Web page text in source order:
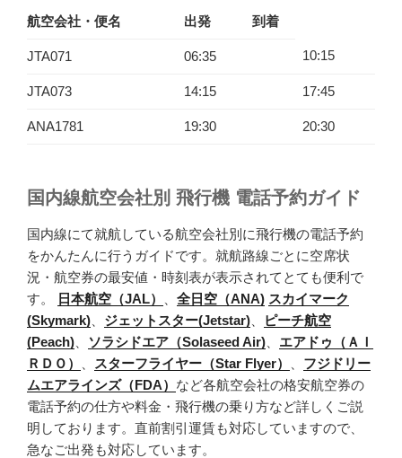
航空会社・便名 出発 到着
JTA071 06:35 10:15
JTA073 14:15 17:45
ANA1781 19:30 20:30
国内線航空会社別 飛行機 電話予約ガイド
国内線にて就航している航空会社別に飛行機の電話予約
をかんたんに行うガイドです。就航路線ごとに空席状
況・航空券の最安値・時刻表が表示されてとても便利で
す。
日本航空（JAL） 全日空（ANA) スカイマーク
(Skymark)
ジェットスター(Jetstar)
ピーチ航空
(Peach)
ソラシドエア（Solaseed Air)
エアドゥ（ＡＩ
ＲＤＯ）
スターフライヤー（Star Flyer）
フジドリー
ムエアラインズ（FDA） など各航空会社の格安航空券の
電話予約の仕方や料金・飛行機の乗り方など詳しくご説
明しております。直前割引運賃も対応していますので、
急なご出発も対応しています。